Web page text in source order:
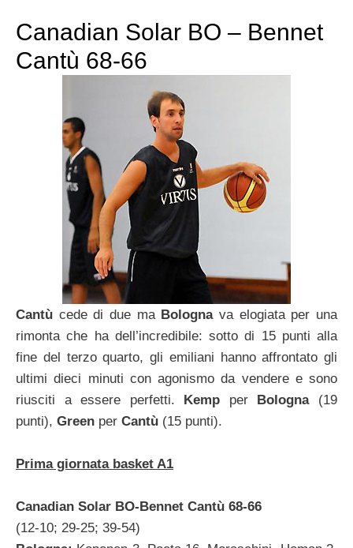
Canadian Solar BO – Bennet
Cantù 68-66
Cantù cede di due ma Bolognava elogiata per una
rimonta che ha dell’incredibile: sotto di 15 punti alla
fine del terzo quarto, gli emiliani hanno affrontato gli
ultimi dieci minuti con agonismo da vendere e sono
riusciti a essere perfetti. Kemp per Bologna (19
punti), Green per Cantù (15 punti).
Prima giornata basket A1
Canadian Solar BO-Bennet Cantù 68-66
(12-10; 29-25; 39-54)